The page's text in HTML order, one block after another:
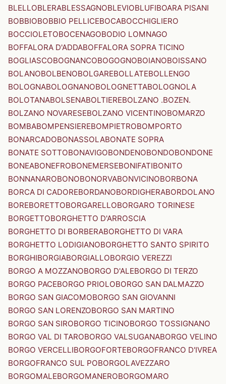
BLELLOBLERABLESSAGNOBLEVIOBLUFIBOARA PISANI
BOBBIOBOBBIO PELLICEBOCABOCCHIGLIERO
BOCCIOLETOBOCENAGOBODIO LOMNAGO
BOFFALORA D'ADDABOFFALORA SOPRA TICINO
BOGLIASCOBOGNANCOBOGOGNOBOIANOBOISSANO
BOLANOBOLBENOBOLGAREBOLLATEBOLLENGO
BOLOGNABOLOGNANOBOLOGNETTABOLOGNOLA
BOLOTANABOLSENABOLTIEREBOLZANO .BOZEN.
BOLZANO NOVARESEBOLZANO VICENTINOBOMARZO
BOMBABOMPENSIEREBOMPIETROBOMPORTO
BONARCADOBONASSOLABONATE SOPRA
BONATE SOTTOBONAVIGOBONDENOBONDOBONDONE
BONEABONEFROBONEMERSEBONIFATIBONITO
BONNANAROBONOBONORVABONVICINOBORBONA
BORCA DI CADOREBORDANOBORDIGHERABORDOLANO
BOREBORETTOBORGARELLOBORGARO TORINESE
BORGETTOBORGHETTO D'ARROSCIA
BORGHETTO DI BORBERABORGHETTO DI VARA
BORGHETTO LODIGIANOBORGHETTO SANTO SPIRITO
BORGHIBORGIABORGIALLOBORGIO VEREZZI
BORGO A MOZZANOBORGO D'ALEBORGO DI TERZO
BORGO PACEBORGO PRIOLOBORGO SAN DALMAZZO
BORGO SAN GIACOMOBORGO SAN GIOVANNI
BORGO SAN LORENZOBORGO SAN MARTINO
BORGO SAN SIROBORGO TICINOBORGO TOSSIGNANO
BORGO VAL DI TAROBORGO VALSUGANABORGO VELINO
BORGO VERCELLIBORGOFORTEBORGOFRANCO D'IVREA
BORGOFRANCO SUL POBORGOLAVEZZARO
BORGOMALEBORGOMANEROBORGOMARO